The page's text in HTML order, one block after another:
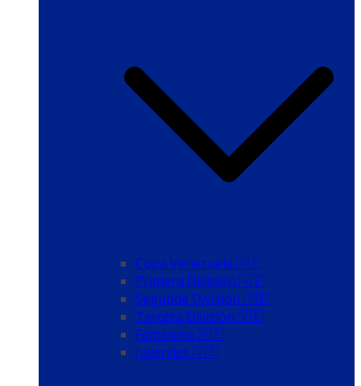
Copa Venezuela 🇻🇪
Primera División 🇻🇪
Segunda División 🇻🇪
Tercera División 🇻🇪
Femenino 🇻🇪
Juveniles 🇻🇪